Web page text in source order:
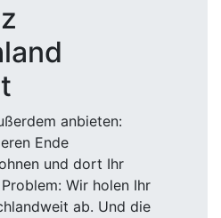
anbieten:
Ende
und dort Ihr
Wir holen Ihr
ab. Und die